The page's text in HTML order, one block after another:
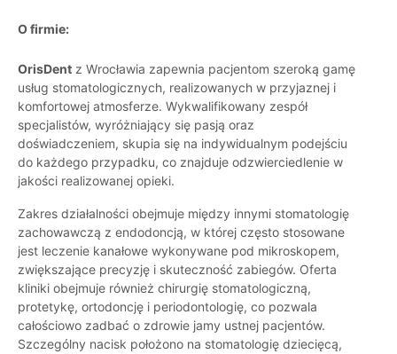
O firmie:
OrisDent z Wrocławia zapewnia pacjentom szeroką gamę
usług stomatologicznych, realizowanych w przyjaznej i
komfortowej atmosferze. Wykwalifikowany zespół
specjalistów, wyróżniający się pasją oraz
doświadczeniem, skupia się na indywidualnym podejściu
do każdego przypadku, co znajduje odzwierciedlenie w
jakości realizowanej opieki.
Zakres działalności obejmuje między innymi stomatologię
zachowawczą z endodoncją, w której często stosowane
jest leczenie kanałowe wykonywane pod mikroskopem,
zwiększające precyzję i skuteczność zabiegów. Oferta
kliniki obejmuje również chirurgię stomatologiczną,
protetykę, ortodoncję i periodontologię, co pozwala
całościowo zadbać o zdrowie jamy ustnej pacjentów.
Szczególny nacisk położono na stomatologię dziecięcą,